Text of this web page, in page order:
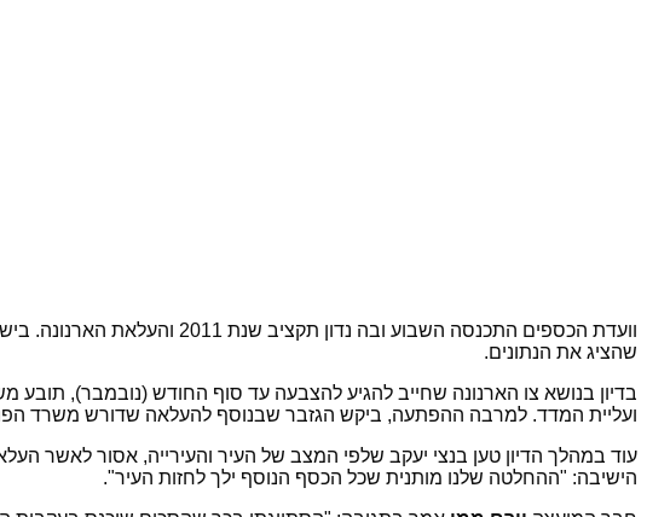
וועדת הכספים התכנסה השבוע
שהציג את הנתונים.
ועליית המדד. למרבה ההפתעה, ביקש הגזבר שבנוסף להעלאה שדורש משרד הפנים,
עוד במהלך הדיון טען בנצי יעקב שלפי המצב של העיר והעירייה, אסור לאשר
הישיבה: "ההחלטה שלנו מותנית שכל הכסף הנוסף ילך לחזות העיר".